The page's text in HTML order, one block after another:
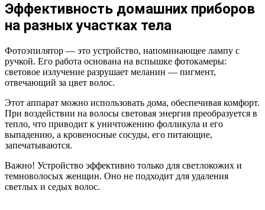
Эффективность домашних приборов
на разных участках тела
Фотоэпилятор — это устройство, напоминающее лампу с
ручкой. Его работа основана на вспышке фотокамеры:
световое излучение разрушает меланин — пигмент,
отвечающий за цвет волос.
Этот аппарат можно использовать дома, обеспечивая комфорт.
При воздействии на волосы световая энергия преобразуется в
тепло, что приводит к уничтожению фолликула и его
выпадению, а кровеносные сосуды, его питающие,
запечатываются.
Важно! Устройство эффективно только для светлокожих и
темноволосых женщин. Оно не подходит для удаления
светлых и седых волос.